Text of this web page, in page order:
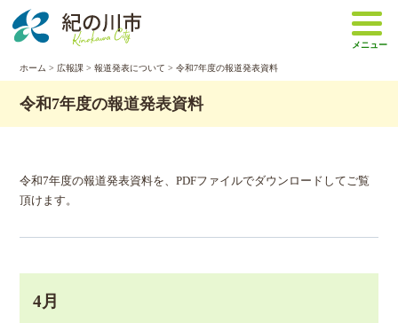
メニュー
ホーム > 広報課 >報道発表について > 令和7年度の報道発表資料
令和7年度の報道発表資料
令和7年度の報道発表資料を、PDFファイルでダウンロードしてご覧
頂けます。
4月